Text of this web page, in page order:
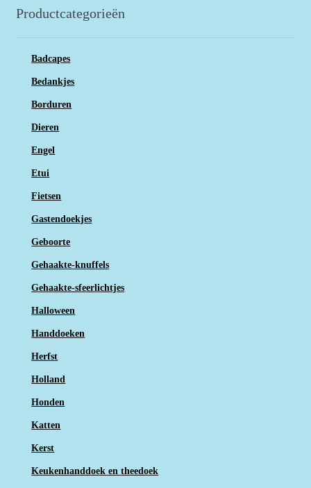
Productcategorieën
Badcapes
Bedankjes
Borduren
Dieren
Engel
Etui
Fietsen
Gastendoekjes
Geboorte
Gehaakte-knuffels
Gehaakte-sfeerlichtjes
Halloween
Handdoeken
Herfst
Holland
Honden
Katten
Kerst
Keukenhanddoek en theedoek